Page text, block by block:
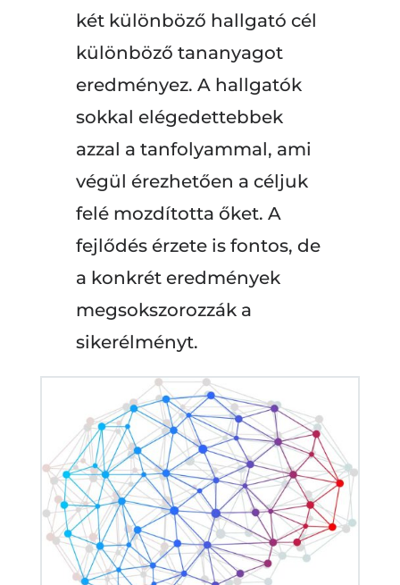
két különböző hallgató cél
különböző tananyagot
eredményez. A hallgatók
sokkal elégedettebbek
azzal a tanfolyammal, ami
végül érezhetően a céljuk
felé mozdította őket. A
fejlődés érzete is fontos, de
a konkrét eredmények
megsokszorozzák a
sikerélményt.